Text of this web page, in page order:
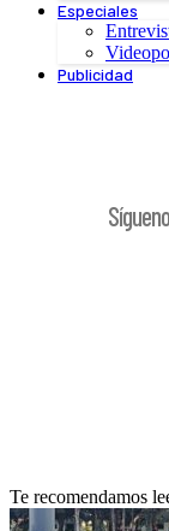
Especiales
Publicidad
Te recomendamos